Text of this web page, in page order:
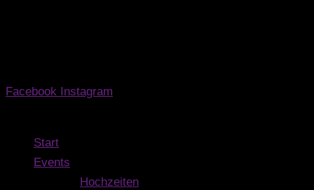
Facebook Instagram
Start
Events
Hochzeiten